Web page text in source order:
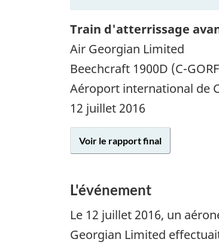
Train d'atterrissage
Air Georgian Limited
Beechcraft 1900D (C-
Aéroport international de
12 juillet 2016
Voir le rapport final
L'événement
Le 12 juillet 2016, un
Georgian Limited